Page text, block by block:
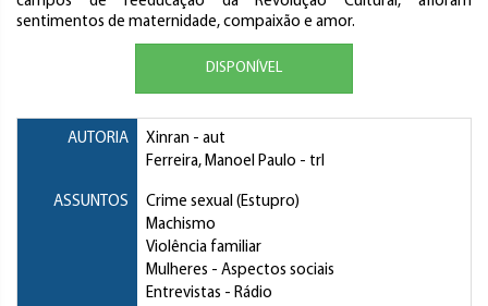
sentimentos de maternidade, compaixão e amor.
DISPONÍVEL
AUTORIA Xinran - aut
Ferreira, Manoel Paulo - trl
ASSUNTOS
Crime sexual (Estupro)
Machismo
Violência familiar
Mulheres - Aspectos sociais
Entrevistas - Rádio